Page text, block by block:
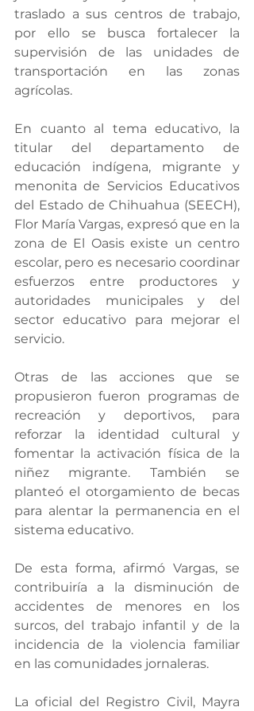
traslado a sus centros de trabajo,
por ello se busca fortalecer la
supervisión de las unidades de
transportación en las zonas
agrícolas.
En cuanto al tema educativo, la
titular del departamento de
educación indígena, migrante y
menonita de Servicios Educativos
del Estado de Chihuahua (SEECH),
Flor María Vargas, expresó que en la
zona de El Oasis existe un centro
escolar, pero es necesario coordinar
esfuerzos entre productores y
autoridades municipales y del
sector educativo para mejorar el
servicio.
Otras de las acciones que se
propusieron fueron programas de
recreación y deportivos, para
reforzar la identidad cultural y
fomentar la activación física de la
niñez migrante. También se
planteó el otorgamiento de becas
para alentar la permanencia en el
sistema educativo.
De esta forma, afirmó Vargas, se
contribuiría a la disminución de
accidentes de menores en los
surcos, del trabajo infantil y de la
incidencia de la violencia familiar
en las comunidades jornaleras.
La oficial del Registro Civil, Mayra